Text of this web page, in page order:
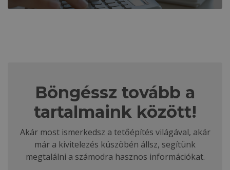
Böngéssz tovább a
tartalmaink között!
Akár most ismerkedsz a tetőépítés világával, akár
már a kivitelezés küszöbén állsz, segítünk
megtalálni a számodra hasznos információkat.